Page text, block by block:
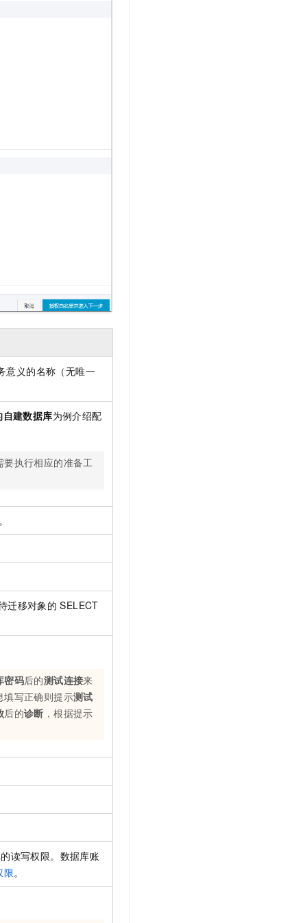
意义的名称（无唯一
自建数据库为例介绍配
执行相应的准备工
迁移对象的 SELECT
密码后的测试连接来
填写正确则提示测试
后的诊断 ，根据提示
读写权限。数据库账
限。